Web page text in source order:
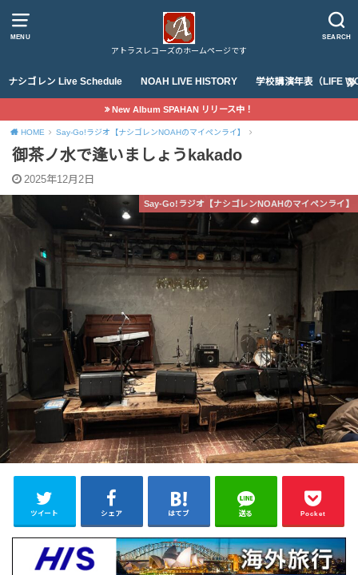
MENU SEARCH
アトラスレコーズのホームページです
ナシゴレン Live Schedule NOAH LIVE HISTORY 学校講演年表（LIFE
New Album SPAHAN リリース中！
HOME Say-Go!ラジオ【ナシゴレンNOAHのマイペンライ】
御茶ノ水で逢いましょうkakado
2025年12月2日
Say-Go!ラジオ【ナシゴレンNOAHのマイペンライ】
ツイート シェア はてブ 送る Pocket